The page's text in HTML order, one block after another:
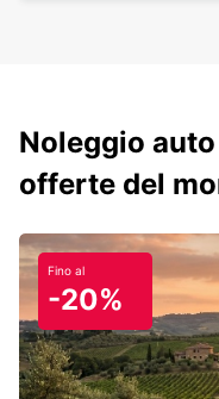
Noleggio
offerte del
Fino al
-20%